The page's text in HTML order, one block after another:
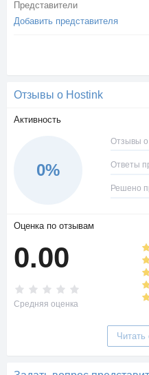
Представители
Добавить представителя
Отзывы о Hostink
Активность
0%
Отзывы о
Ответы
Решено
Оценка по отзывам
0.00
Средняя оценка
Читать